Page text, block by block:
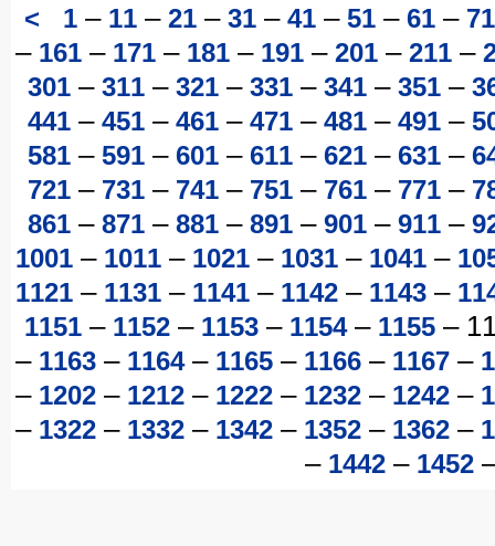
< 1 – 11 – 21 – 31 – 41 – 51 – 61 – 71
– 161 – 171 – 181 – 191 – 201 – 211 –
301– 311– 321– 331– 341– 351–
441– 451– 461– 471– 481– 491–
581– 591– 601– 611– 621– 631–
721– 731– 741– 751– 761– 771–
861– 871– 881– 891– 901– 911–
1001– 1011– 1021– 1031– 1041–
1121– 1131– 1141– 1142– 1143–
1151 – 1152 – 1153 – 1154– 1155 –
– 1163– 1164– 1165– 1166– 1167–
– 1202– 1212– 1222– 1232– 1242–
– 1322– 1332– 1342– 1352– 1362–
– 1442 – 1452